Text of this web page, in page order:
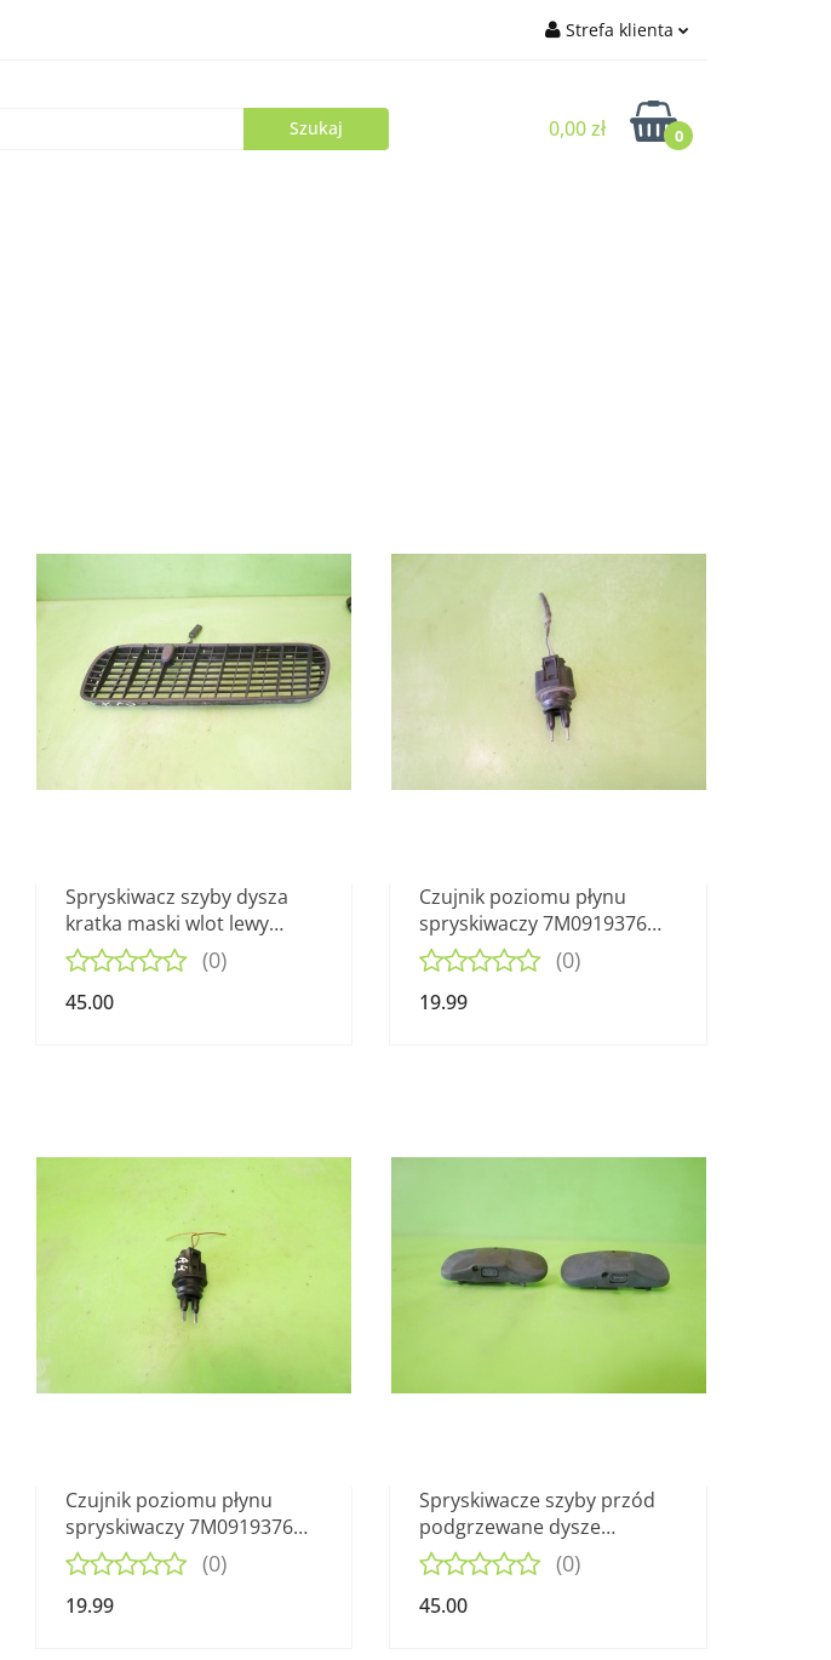
Strefa klienta
Zaloguj się
Zarejestruj się
0,00 zł 0
Spryskiwacz szyby dysza
kratka maski wlot lewy
8402669 BMW X5 E53 99-03
(0)
45.00
Czujnik poziomu płynu
spryskiwaczy 7M0919376
VW PASSAT B6 2.0 TDI 8V
05-09
(0)
19.99
Czujnik poziomu płynu
spryskiwaczy 7M0919376
AUDI A4 B7 2.0 ALT 04-08
(0)
19.99
Spryskiwacze szyby przód
podgrzewane dysze
1T0955986 VW GOLF V 03-
09
(0)
45.00